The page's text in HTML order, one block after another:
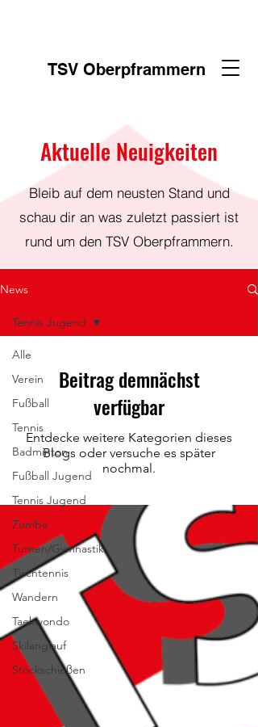
TSV Oberpframmern
Aktuelle Neuigkeiten
Bleib auf dem neusten Stand und
schau dir an was zuletzt passiert ist
rund um den TSV Oberpframmern.
News
Alle
Verein
Fußball
Tennis
Badminton
Fußball Jugend
Tennis Jugend
Zumba
Turnen/Gymnastik
Tischtennis
Wandern
Taekwondo
Skilanglauf
Stockschießen
Tennis Jugend
Beitrag demnächst
verfügbar
Entdecke weitere Kategorien dieses
Blogs oder versuche es später
nochmal.